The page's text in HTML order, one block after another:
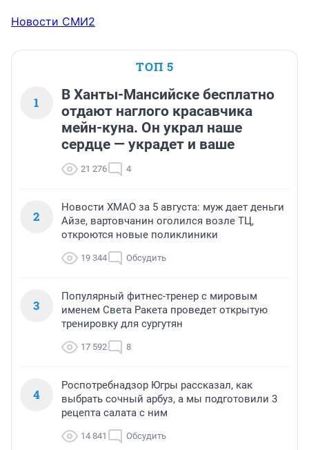
Новости СМИ2
ТОП 5
1
В Ханты-Мансийске бесплатно
отдают наглого красавчика
мейн-куна. Он украл наше
сердце — украдет и ваше
21 276 4
2
Новости ХМАО за 5 августа: муж дает деньги
Айзе, вартовчанин оголился возле ТЦ,
откроются новые поликлиники
19 344 Обсудить
3
Популярный фитнес-тренер с мировым
именем Света Ракета проведет открытую
тренировку для сургутян
17 592 8
4
Роспотребнадзор Югры рассказал, как
выбрать сочный арбуз, а мы подготовили 3
рецепта салата с ним
14 841 Обсудить